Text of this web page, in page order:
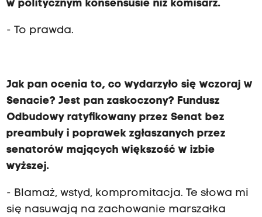
w politycznym konsensusie niż komisarz.
- To prawda.
Jak pan ocenia to, co wydarzyło się wczoraj w
Senacie? Jest pan zaskoczony? Fundusz
Odbudowy ratyfikowany przez Senat bez
preambuły i poprawek zgłaszanych przez
senatorów mających większość w izbie
wyższej.
- Blamaż, wstyd, kompromitacja. Te słowa mi
się nasuwają na zachowanie marszałka